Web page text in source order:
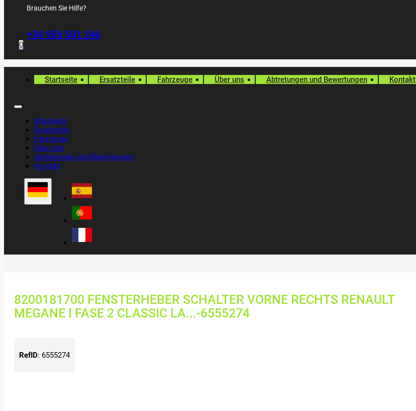
Brauchen Sie Hilfe?
+34 959 501 246
0
Startseite Ersatzteile Fahrzeuge Über uns Abtretungen und Bewertungen Kontakt
Startseite
Ersatzteile
Fahrzeuge
Über uns
Abtretungen und Bewertungen
Kontakt
8200181700 FENSTERHEBER SCHALTER VORNE RECHTS RENAULT
MEGANE I FASE 2 CLASSIC LA...-6555274
RefID: 6555274